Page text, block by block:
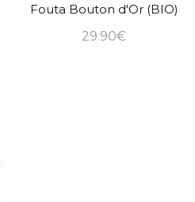
Fouta Bouton d'Or (BIO)
29.90€